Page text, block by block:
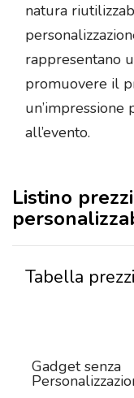
natura
rappresentano
promuovere il
un’impressione
all’evento.
Listino
Tabella
Gadget senza